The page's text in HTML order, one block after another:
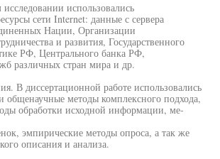
использовались
сети Internet: данные с сервера
Нации, Организации
и развития, Государственного
РФ, Центрального банка РФ,
различных стран мира и др.
В диссертационной работе использовались
общенаучные методы комплексного подхода,
обработки исходной информации, ме-
эмпирические методы опроса, а так же
описания и анализа.